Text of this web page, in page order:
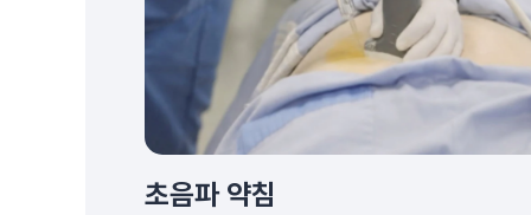
초음파 약침